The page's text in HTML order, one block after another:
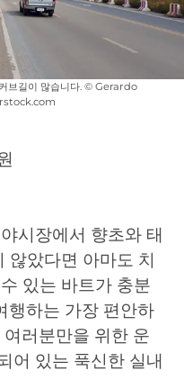
브길이 많습니다. © Gerardo
시장에서 향초와 태
않았다면 아마도 치
있는 바트가 충분
행하는 가장 편안하
러분만을 위한 운
어 있는 푹신한 실내